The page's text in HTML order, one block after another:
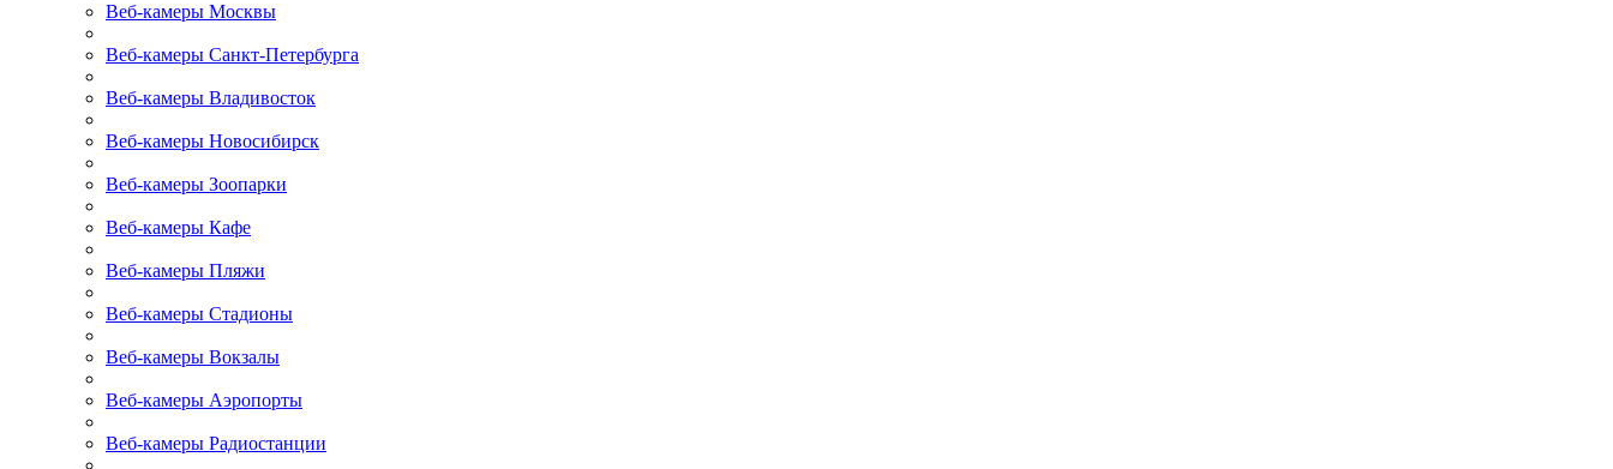
Веб-камеры Москвы
Веб-камеры Санкт-Петербурга
Веб-камеры Владивосток
Веб-камеры Новосибирск
Веб-камеры Зоопарки
Веб-камеры Кафе
Веб-камеры Пляжи
Веб-камеры Стадионы
Веб-камеры Вокзалы
Веб-камеры Аэропорты
Веб-камеры Радиостанции